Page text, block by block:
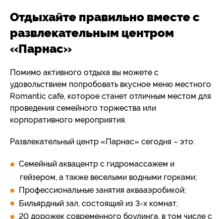
Отдыхайте правильно вместе с
развлекательным центром
«Парнас»
Помимо активного отдыха вы можете с
удовольствием попробовать вкусное меню местного
Romantic cafe, которое станет отличным местом для
проведения семейного торжества или
корпоративного мероприятия.
Развлекательный центр «Парнас» сегодня – это:
Семейный аквацентр с гидромассажем и
гейзером, а также веселыми водными горками;
Профессиональные занятия аквааэробикой;
Бильярдный зал, состоящий из 3-х комнат;
20 дорожек современного боулинга, в том числе с